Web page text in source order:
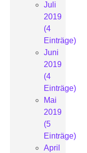
Juli
2019
(4
Einträge)
Juni
2019
(4
Einträge)
Mai
2019
(5
Einträge)
April